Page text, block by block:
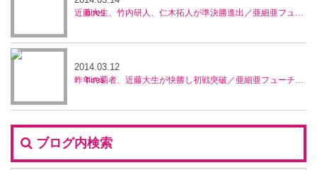
近藤大生、竹内研人、仁木拓人が準決勝進出／亜細亜フューチャーズ
昨年の覇者、近藤大生が快勝し初戦突破／亜細亜フューチャーズ
2014.03.12
ブログ内検索